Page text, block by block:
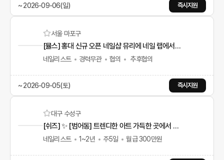
즉시지원
~ 2026-09-06(일)
서울 마포구
[뮬스] 홍대 신규 오픈 네일샵 뮤리에 네일 랩에서 함께하실 초보, 경력 직원 구인[MULIÉE NAIL LAB]
네일리스트 경력무관 협의 추후협의
즉시지원
~ 2026-09-05(토)
대구 수성구
[쉬즈] ✨ [범어동] 트렌디한 아트 가득한 곳에서 함께할 네일리스트 구합니다 (경력/신입)
네일리스트 1~2년 주5일 월급 300만원